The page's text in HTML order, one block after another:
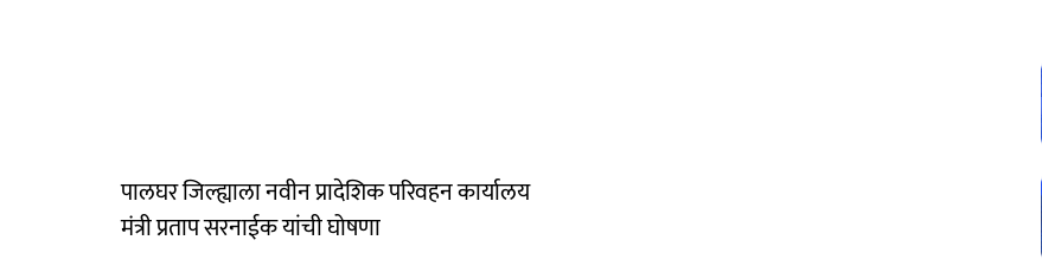
पालघर जिल्ह्याला नवीन प्रादेशिक परिवहन कार्यालय
मंत्री प्रताप सरनाईक यांची घोषणा